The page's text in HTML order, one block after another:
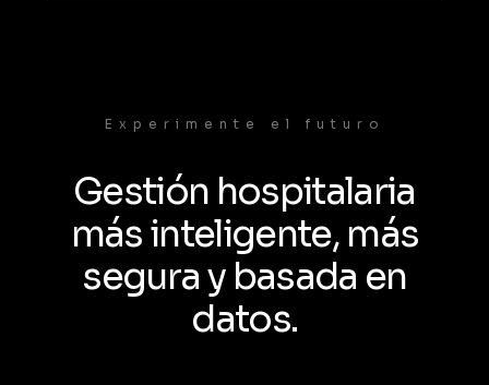
Experimente el futuro
Gestión hospitalaria
más inteligente, más
seguray basada en
datos.